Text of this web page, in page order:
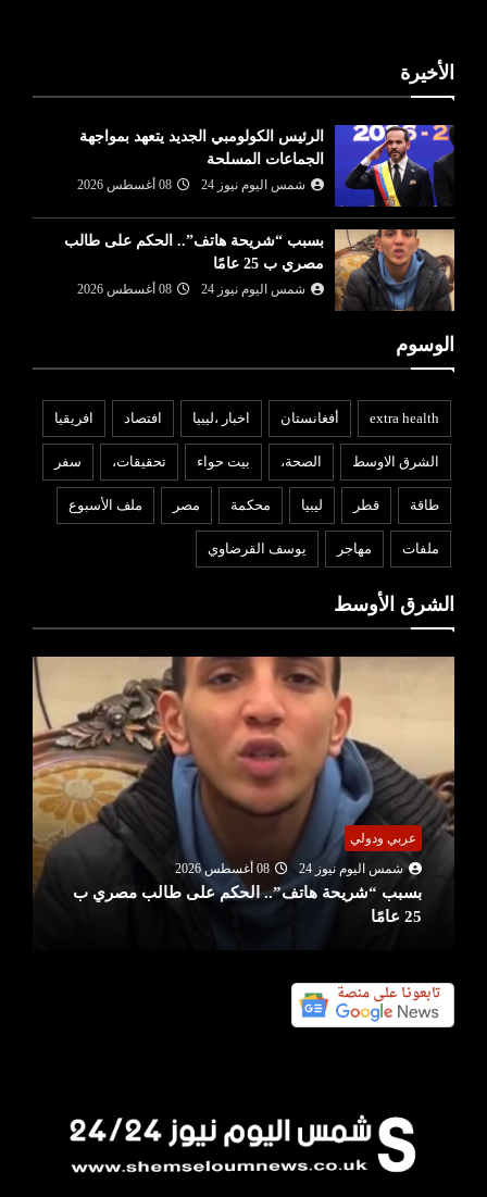
الأخيرة
الرئيس الكولومبي الجديد يتعهد بمواجهة
الجماعات المسلحة
شمس اليوم نيوز 24 08 أغسطس 2026
بسبب “شريحة هاتف”.. الحكم على طالب
مصري ب 25 عامًا
شمس اليوم نيوز 24 08 أغسطس 2026
الوسوم
extra health أفغانستان اخبار ،ليبيا افتصاد افريقيا
الشرق الاوسط الصحة، بيت حواء تحقيقات، سفر
طاقة قطر ليبيا محكمة مصر ملف الأسبوع
ملفات مهاجر يوسف القرضاوي
الشرق الأوسط
عربي ودولي
شمس اليوم نيوز 24
08 أغسطس 2026
بسبب “شريحة هاتف”.. الحكم على طالب مصري ب
25 عامًا